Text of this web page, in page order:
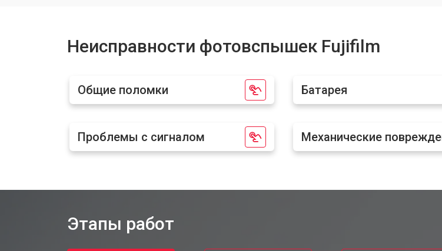
Неисправности фотовспышек Fujifilm
Общие поломки Батарея
Проблемы с сигналом Механические
Этапы работ